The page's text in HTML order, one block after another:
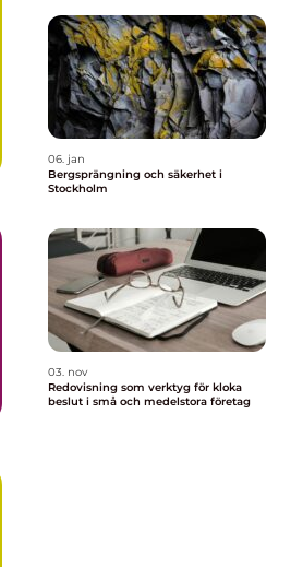
06. jan
Bergsprängning och säkerhet i
Stockholm
03. nov
Redovisning som verktyg för kloka
beslut i små och medelstora företag